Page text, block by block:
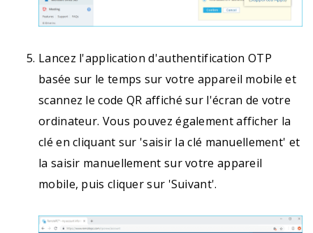
Lancez l'application d'authentification OTP
basée sur le temps sur votre appareil mobile et
scannez le code QR affiché sur l'écran de votre
ordinateur. Vous pouvez également afficher la
clé en cliquant sur 'saisir la clé manuellement' et
la saisir manuellement sur votre appareil
mobile, puis cliquer sur 'Suivant'.